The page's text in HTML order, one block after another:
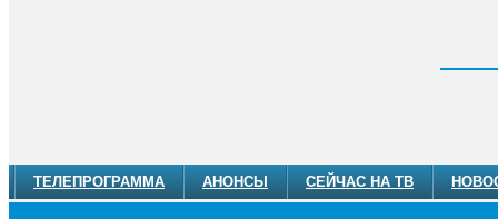
ТЕЛЕПРОГРАММА АНОНСЫ СЕЙЧАС НА ТВ